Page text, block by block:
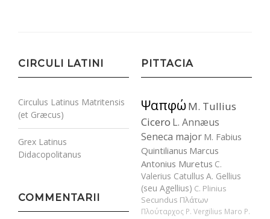
CIRCULI LATINI
Circulus Latinus Matritensis
(et Græcus)
Grex Latinus
Didacopolitanus
COMMENTARII
PITTACIA
ΨαπφώM. Tullius
Cicero L. Annæus
Seneca major M. Fabius
Quintilianus Marcus
Antonius Muretus C.
Valerius Catullus A. Gellius
(seu Agellius) C. Plinius
Secundus Πλάτων
Πλούταρχος P. Vergilius Maro P.